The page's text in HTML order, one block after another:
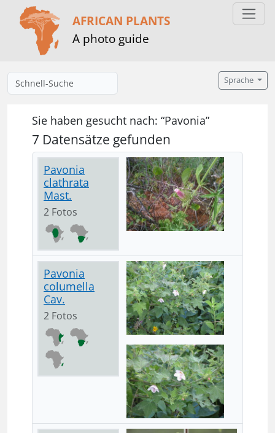
AFRICAN PLANTS
A photo guide
Sprache
Sie haben gesucht nach: “Pavonia”
7 Datensätze gefunden
Pavonia
clathrata
Mast.
2 Fotos
Pavonia
columella
Cav.
2 Fotos